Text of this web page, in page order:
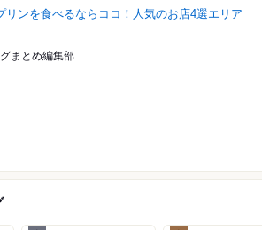
リンを食べるならココ！人気のお店4選エリア
まとめ編集部